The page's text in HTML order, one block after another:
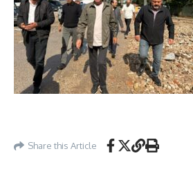
Share this Article